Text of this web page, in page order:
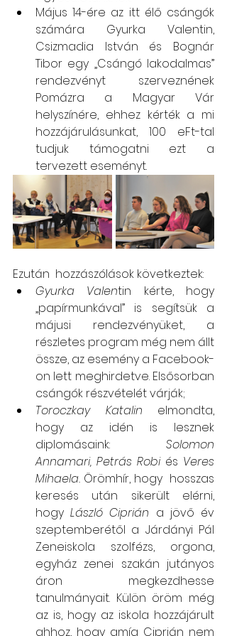
Május 14-ére az itt élő csángók
számára Gyurka Valentin,
Csizmadia István és Bognár
Tibor egy „Csángó lakodalmas”
rendezvényt szerveznének
Pomázra a Magyar Vár
helyszínére, ehhez kérték a mi
hozzájárulásunkat, 100 eFt-tal
tudjuk támogatni ezt a
tervezett eseményt.
Ezután  hozzászólások következtek:
Gyurka Valentin kérte, hogy
„papírmunkával” is segítsük a
májusi rendezvényüket, a
részletes program még nem állt
össze, az esemény a Facebook-
on lett meghirdetve. Elsősorban
csángók részvételét várják;
Toroczkay Katalin elmondta,
hogy az idén is lesznek
diplomásaink: Solomon
Annamari, Petrás Robi és Veres
Mihaela. Örömhír, hogy  hosszas
keresés után sikerült elérni,
hogy László Ciprián a jövő év
szeptemberétől a Járdányi Pál
Zeneiskola szolfézs, orgona,
egyház zenei szakán jutányos
áron megkezdhesse
tanulmányait. Külön öröm még
az is, hogy az iskola hozzájárult
ahhoz, hogy amíg Ciprián nem